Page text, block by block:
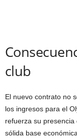
club
El nuevo contrato no
los ingresos para el
refuerza su
sólida base